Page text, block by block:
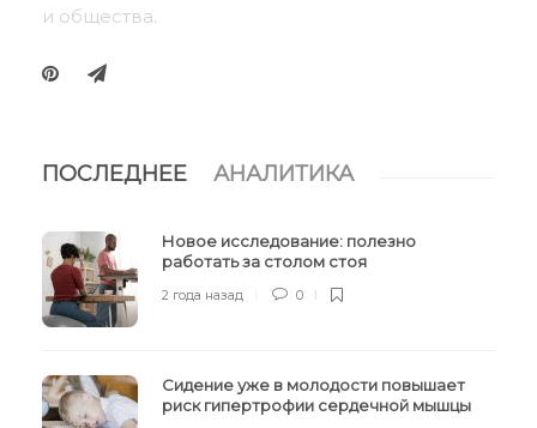
и общества.
ПОСЛЕДНЕЕ АНАЛИТИКА
Новое исследование: полезно
работать за столом стоя
2 года назад 0
Сидение уже в молодости повышает
риск гипертрофии сердечной мышцы